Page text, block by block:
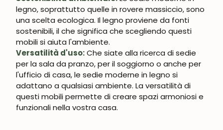
legno, soprattutto quelle in rovere massiccio, sono
una scelta ecologica. Il legno proviene da fonti
sostenibili, il che significa che scegliendo questi
mobili si aiuta l'ambiente.
Versatilità d'uso:Che siate alla ricerca di sedie
per la sala da pranzo, per il soggiorno o anche per
l'ufficio di casa, le sedie moderne in legno si
adattano a qualsiasi ambiente. La versatilità di
questi mobili permette di creare spazi armoniosi e
funzionali nella vostra casa.